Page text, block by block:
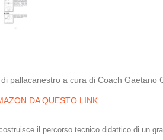
pallacanestro a cura di Coach Gaetano
DA QUESTO LINK
il percorso tecnico didattico di un